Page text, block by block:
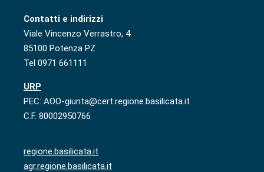
Contatti e indirizzi
Viale Vincenzo Verrastro, 4
85100 Potenza PZ
Tel 0971 661111
URP
PEC: AOO-giunta@cert.regione.basilicata.it
C.F. 80002950766
regione.basilicata.it
agr.regione.basilicata.it